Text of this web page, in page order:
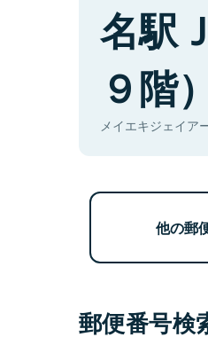
名駅
９階）
メイエキジェイア
他の郵
郵便番号検